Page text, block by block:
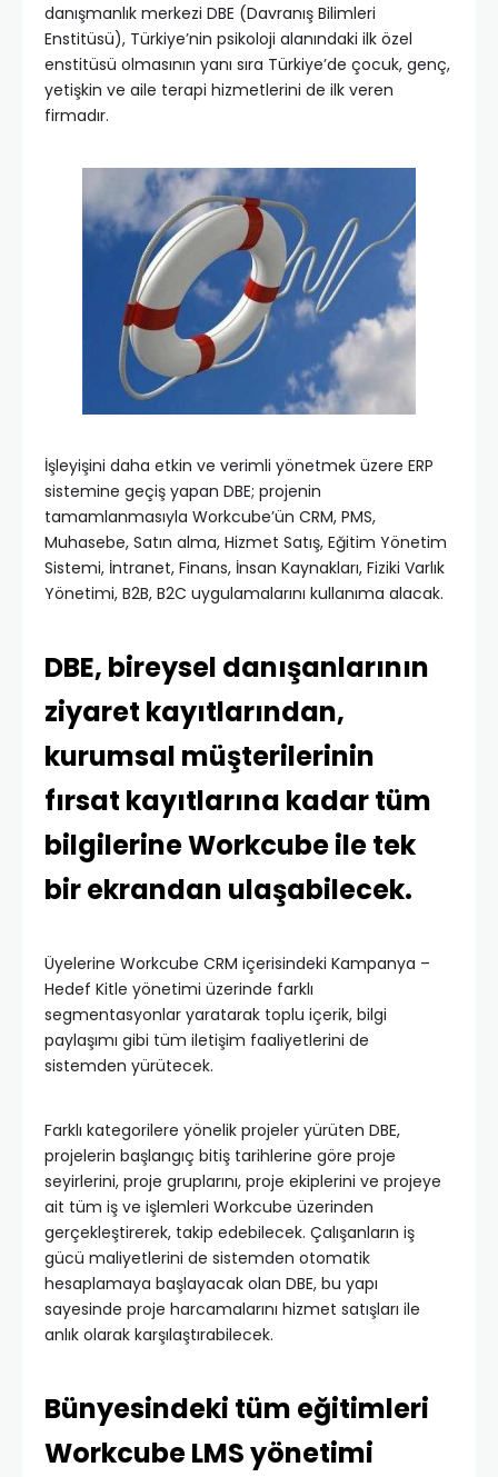
danışmanlık merkezi DBE (Davranış Bilimleri
Enstitüsü), Türkiye’nin psikoloji alanındaki ilk özel
enstitüsü olmasının yanı sıra Türkiye’de çocuk, genç,
yetişkin ve aile terapi hizmetlerini de ilk veren
firmadır.
İşleyişini daha etkin ve verimli yönetmek üzere ERP
sistemine geçiş yapan DBE; projenin
tamamlanmasıyla Workcube’ün CRM, PMS,
Muhasebe, Satın alma, Hizmet Satış, Eğitim Yönetim
Sistemi, İntranet, Finans, İnsan Kaynakları, Fiziki Varlık
Yönetimi, B2B, B2C uygulamalarını kullanıma alacak.
DBE, bireysel danışanlarının
ziyaret kayıtlarından,
kurumsal müşterilerinin
fırsat kayıtlarına kadar tüm
bilgilerine Workcube ile tek
bir ekrandan ulaşabilecek.
Üyelerine Workcube CRM içerisindeki Kampanya –
Hedef Kitle yönetimi üzerinde farklı
segmentasyonlar yaratarak toplu içerik, bilgi
paylaşımı gibi tüm iletişim faaliyetlerini de
sistemden yürütecek.
Farklı kategorilere yönelik projeler yürüten DBE,
projelerin başlangıç bitiş tarihlerine göre proje
seyirlerini, proje gruplarını, proje ekiplerini ve projeye
ait tüm iş ve işlemleri Workcube üzerinden
gerçekleştirerek, takip edebilecek. Çalışanların iş
gücü maliyetlerini de sistemden otomatik
hesaplamaya başlayacak olan DBE, bu yapı
sayesinde proje harcamalarını hizmet satışları ile
anlık olarak karşılaştırabilecek.
Bünyesindeki tüm eğitimleri
Workcube LMS yönetimi